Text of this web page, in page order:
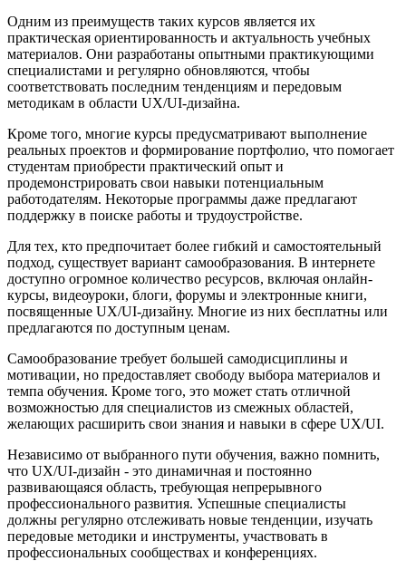
Одним из преимуществ таких курсов является их
практическая ориентированность и актуальность учебных
материалов. Они разработаны опытными практикующими
специалистами и регулярно обновляются, чтобы
соответствовать последним тенденциям и передовым
методикам в области UX/UI-дизайна.
Кроме того, многие курсы предусматривают выполнение
реальных проектов и формирование портфолио, что помогает
студентам приобрести практический опыт и
продемонстрировать свои навыки потенциальным
работодателям. Некоторые программы даже предлагают
поддержку в поиске работы и трудоустройстве.
Для тех, кто предпочитает более гибкий и самостоятельный
подход, существует вариант самообразования. В интернете
доступно огромное количество ресурсов, включая онлайн-
курсы, видеоуроки, блоги, форумы и электронные книги,
посвященные UX/UI-дизайну. Многие из них бесплатны или
предлагаются по доступным ценам.
Самообразование требует большей самодисциплины и
мотивации, но предоставляет свободу выбора материалов и
темпа обучения. Кроме того, это может стать отличной
возможностью для специалистов из смежных областей,
желающих расширить свои знания и навыки в сфере UX/UI.
Независимо от выбранного пути обучения, важно помнить,
что UX/UI-дизайн - это динамичная и постоянно
развивающаяся область, требующая непрерывного
профессионального развития. Успешные специалисты
должны регулярно отслеживать новые тенденции, изучать
передовые методики и инструменты, участвовать в
профессиональных сообществах и конференциях.